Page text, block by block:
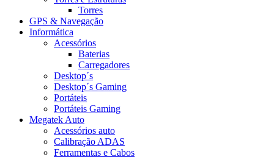
Torres
GPS & Navegação
Informática
Acessórios
Baterias
Carregadores
Desktop´s
Desktop´s Gaming
Portáteis
Portáteis Gaming
Megatek Auto
Acessórios auto
Calibração ADAS
Ferramentas e Cabos